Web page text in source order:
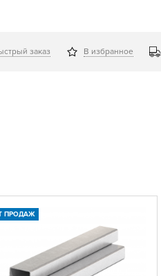
заказ В избранное
ПРОДАЖ